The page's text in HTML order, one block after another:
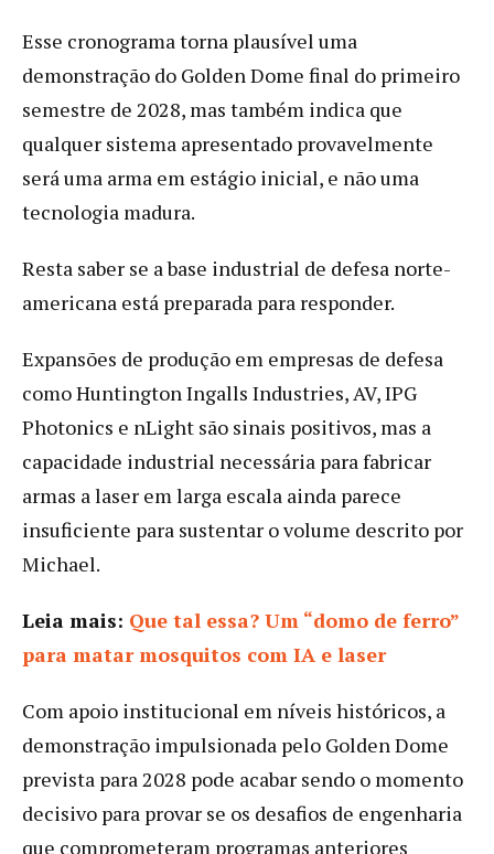
Esse cronograma torna plausível uma
demonstração do Golden Dome final do primeiro
semestre de 2028, mas também indica que
qualquer sistema apresentado provavelmente
será uma arma em estágio inicial, e não uma
tecnologia madura.
Resta saber se a base industrial de defesa norte-
americana está preparada para responder.
Expansões de produção em empresas de defesa
como Huntington Ingalls Industries, AV, IPG
Photonics e nLight são sinais positivos, mas a
capacidade industrial necessária para fabricar
armas a laser em larga escala ainda parece
insuficiente para sustentar o volume descrito por
Michael.
Leia mais: Que tal essa? Um “domo de ferro”
para matar mosquitos com IA e laser
Com apoio institucional em níveis históricos, a
demonstração impulsionada pelo Golden Dome
prevista para 2028 pode acabar sendo o momento
decisivo para provar se os desafios de engenharia
que comprometeram programas anteriores